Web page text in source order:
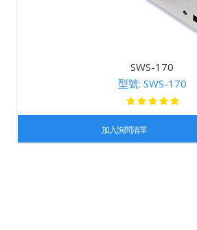
SWS-170
型號: SWS-170
加入詢問清單